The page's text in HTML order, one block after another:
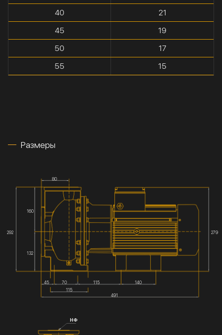
40
21
45
19
50
17
55
15
Размеры
80
292
160
132
279
45 70 115
140
115
491
НФ